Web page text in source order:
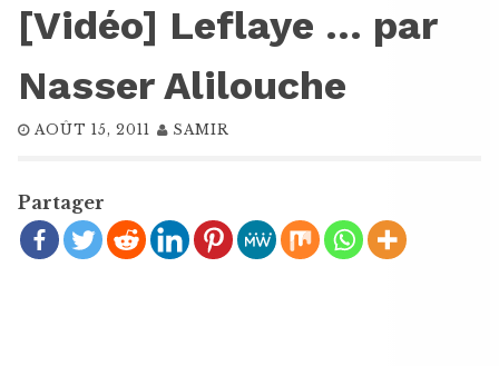
[Vidéo] Leflaye … par
Nasser Alilouche
AOÛT 15, 2011 SAMIR
Partager